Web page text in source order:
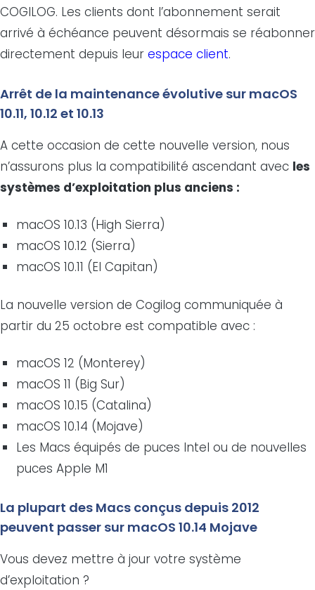
COGILOG. Les clients dont l’abonnement serait
arrivé à échéance peuvent désormais se réabonner
directement depuis leur espace client.
Arrêt de la maintenance évolutive sur macOS
10.11, 10.12 et 10.13
A cette occasion de cette nouvelle version, nous
n’assurons plus la compatibilité ascendant avec les
systèmes d’exploitation plus anciens :
macOS 10.13 (High Sierra)
macOS 10.12 (Sierra)
macOS 10.11 (El Capitan)
La nouvelle version de Cogilog communiquée à
partir du 25 octobre est compatible avec :
macOS 12 (Monterey)
macOS 11 (Big Sur)
macOS 10.15 (Catalina)
macOS 10.14 (Mojave)
Les Macs équipés de puces Intel ou de nouvelles
puces Apple M1
La plupart des Macs conçus depuis 2012
peuvent passer sur macOS 10.14 Mojave
Vous devez mettre à jour votre système
d’exploitation ?